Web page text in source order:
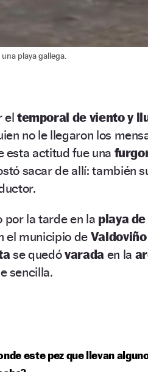
playa gallega.
el temporal de viento y
no le llegaron los
esta actitud fue una
sacar de allí: también
por la tarde en la playa
el municipio de
se quedóvarada en la
sencilla.
este pez que llevan